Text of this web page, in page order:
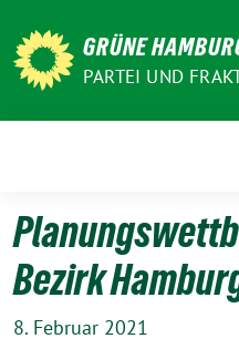
zum
Inhalt
GRÜNE
PARTEI UND
Bezirk
8. Februar 2021